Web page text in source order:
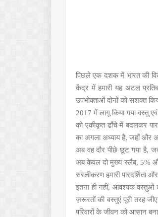
पिछले एक दशक में भारत की
केंद्र में हमारी यह अटल
उपभोक्ताओं दोनों को सशक्त
2017 में लागू किया गया वस्तु एवं
को एकीकृत ढाँचे में बदलकर
का अगला अध्याय है, जहाँ और
अब वह दौर पीछे छूट गया है,
अब केवल दो मुख्य स्लैब, 5%
सरलीकरण हमारी पारदर्शिता और
इतना ही नहीं, आवश्यक वस्तुओं
ज़रूरतों की वस्तुएं पूरी तरह
परिवारों के जीवन को आसान